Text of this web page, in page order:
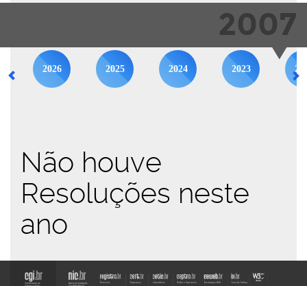
2007
2026 2025 2024 2023
Não houve
Resoluções neste
ano